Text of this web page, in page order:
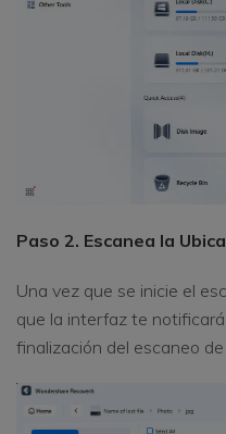
Paso 2. Escanea la
Una vez que se inicie el
que la interfaz te
finalización del escaneo de